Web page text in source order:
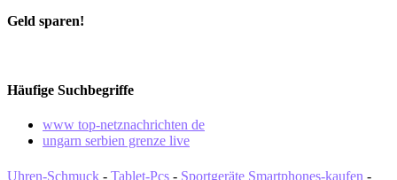
Geld sparen!
Häufige Suchbegriffe
www top-netznachrichten de
ungarn serbien grenze live
Uhren-Schmuck - Tablet-Pcs - Sportgeräte Smartphones-kaufen -